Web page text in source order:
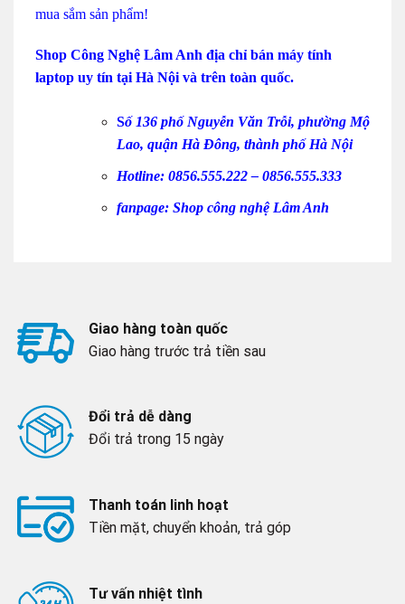
mua sắm sản phẩm!
Shop Công Nghệ Lâm Anh địa chỉ bán máy tính
laptop uy tín tại Hà Nội và trên toàn quốc.
Số 136 phố Nguyễn Văn Trỗi, phường Mộ
Lao, quận Hà Đông, thành phố Hà Nội
Hotline: 0856.555.222 – 0856.555.333
fanpage: Shop công nghệ Lâm Anh
Giao hàng toàn quốc
Giao hàng trước trả tiền sau
Đổi trả dễ dàng
Đổi trả trong 15 ngày
Thanh toán linh hoạt
Tiền mặt, chuyển khoản, trả góp
Tư vấn nhiệt tình